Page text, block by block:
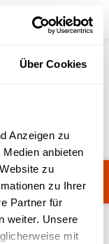
Über Cookies
Anzeigen zu
anbieten
zu
zu Ihrer
Partner für
weiter. Unsere
mit
Login
Filter